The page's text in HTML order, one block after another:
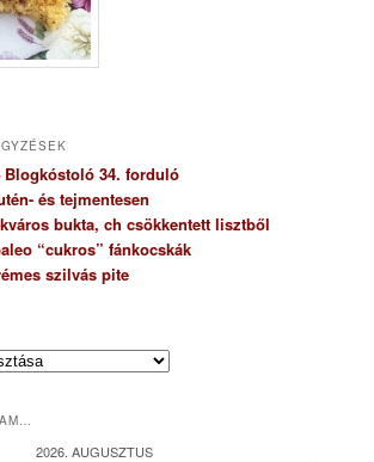
Blogkóstoló 34. forduló
és tejmentesen
bukta, ch csökkentett lisztből
“cukros” fánkocskák
szilvás pite
2026. AUGUSZTUS